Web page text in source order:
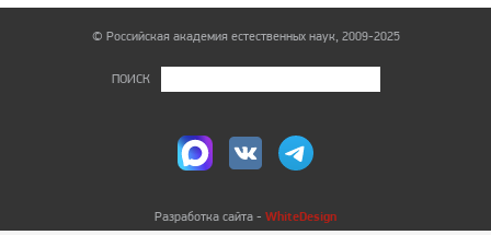
© Российская академия естественных наук, 2009-2025
ПОИСК
Разработка сайта - WhiteDesign